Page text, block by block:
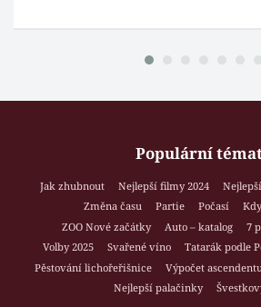
Populární
Jak zhubnout Nejlepší filmy 2024
Změna času
Partie Počasí
ZOO Nové začátky
Auto – katalog
7
Volby 2025
Svařené víno Tatarák podle
Pěstování lichořeřišnice
Výpočet ascendentu
Nejlepší palačinky